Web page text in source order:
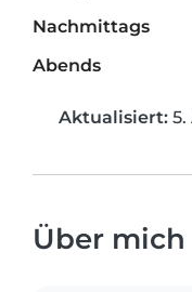
Nachmittags
Abends
Aktualisiert:
Über mich